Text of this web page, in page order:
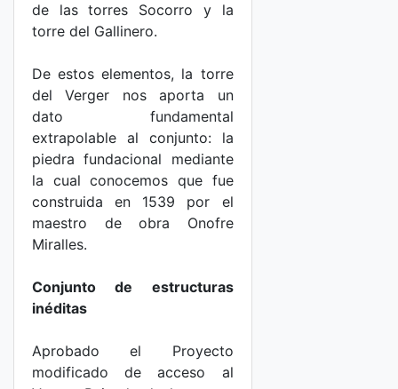
de las torres Socorro y la
torre del Gallinero.
De estos elementos, la torre
del Verger nos aporta un
dato fundamental
extrapolable al conjunto: la
piedra fundacional mediante
la cual conocemos que fue
construida en 1539 por el
maestro de obra Onofre
Miralles.
Conjunto de estructuras
inéditas
Aprobado el Proyecto
modificado de acceso al